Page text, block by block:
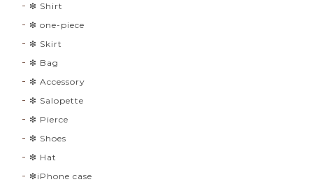
❇︎ Shirt
❇︎ one-piece
❇︎ Skirt
❇︎ Bag
❇︎ Accessory
❇︎ Salopette
❇︎ Pierce
❇︎ Shoes
❇︎ Hat
❇︎iPhone case